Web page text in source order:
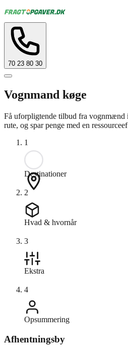
70 23 80 30
Vognmand køge
Få uforpligtende tilbud fra vognmænd
rute, og spar penge med en
1
Destinationer
2
Hvad & hvornår
3
Ekstra
4
Opsummering
Afhentningsby